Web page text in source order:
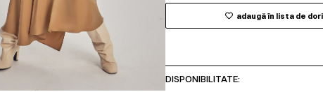
adaugă în lista de
DISPONIBILITATE: